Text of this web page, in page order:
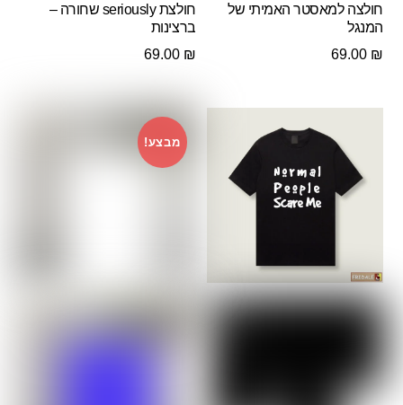
חולצה למאסטר האמיתי של
המנגל
69.00 ₪
חולצת seriously שחורה –
ברצינות
69.00 ₪
מבצע!